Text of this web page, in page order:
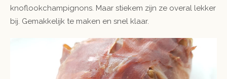
knoflookchampignons. Maar stiekem zijn ze overal lekker
bij. Gemakkelijk te maken en snel klaar.